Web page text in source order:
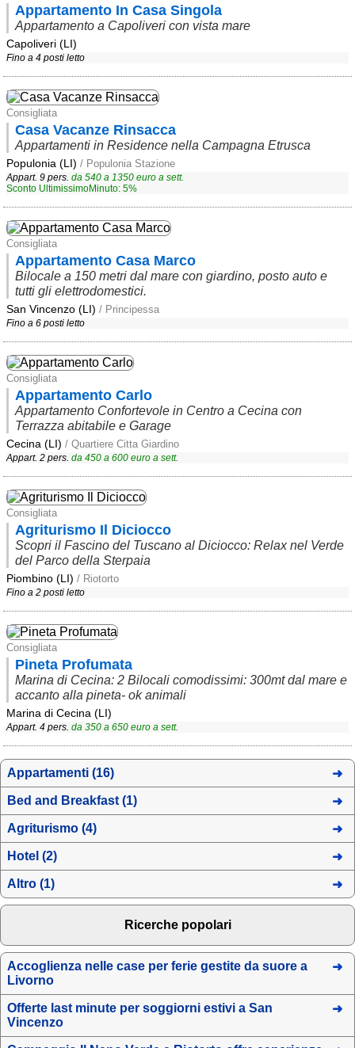
Appartamento In Casa Singola
Appartamento a Capoliveri con vista mare
Capoliveri (LI)
Fino a 4 posti letto
Consigliata
Casa Vacanze Rinsacca
Appartamenti in Residence nella Campagna Etrusca
Populonia (LI) / Populonia Stazione
Appart. 9 pers. da 540 a 1350 euro a sett.
Sconto UltimissimoMinuto: 5%
Consigliata
Appartamento Casa Marco
Bilocale a 150 metri dal mare con giardino, posto auto e
tutti gli elettrodomestici.
San Vincenzo (LI) / Principessa
Fino a 6 posti letto
Consigliata
Appartamento Carlo
Appartamento Confortevole in Centro a Cecina con
Terrazza abitabile e Garage
Cecina (LI) / Quartiere Citta Giardino
Appart. 2 pers. da 450 a 600 euro a sett.
Consigliata
Agriturismo Il Diciocco
Scopri il Fascino del Tuscano al Diciocco: Relax nel Verde
del Parco della Sterpaia
Piombino (LI) / Riotorto
Fino a 2 posti letto
Consigliata
Pineta Profumata
Marina di Cecina: 2 Bilocali comodissimi: 300mt dal mare e
accanto alla pineta- ok animali
Marina di Cecina (LI)
Appart. 4 pers. da 350 a 650 euro a sett.
Appartamenti (16)
Bed and Breakfast (1)
Agriturismo (4)
Hotel (2)
Altro (1)
Ricerche popolari
Accoglienza nelle case per ferie gestite da suore a
Livorno
Offerte last minute per soggiorni estivi a San
Vincenzo